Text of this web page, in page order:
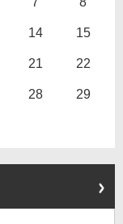
14 15
21 22
28 29